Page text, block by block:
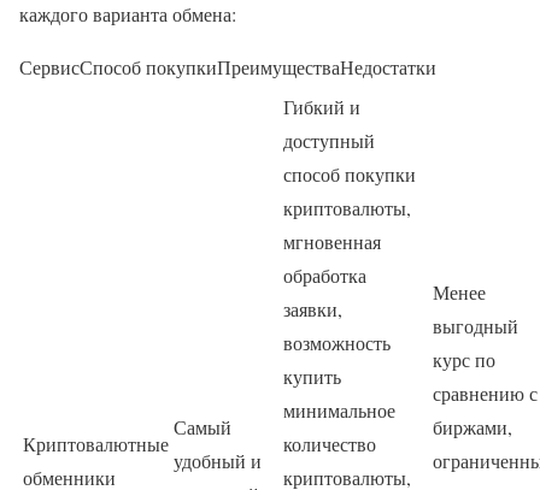
каждого варианта обмена:
СервисСпособ покупкиПреимуществаНедостатки
Криптовалютные
обменники
Самый
удобный и
Гибкий и
доступный
способ покупки
криптовалюты,
мгновенная
обработка
заявки,
возможность
купить
минимальное
количество
криптовалюты,
Менее
выгодный
курс по
сравнению с
биржами,